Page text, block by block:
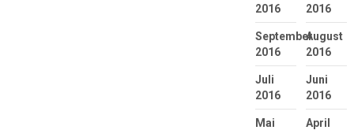
2016
2016
September
2016
August
2016
Juli
2016
Juni
2016
Mai
April